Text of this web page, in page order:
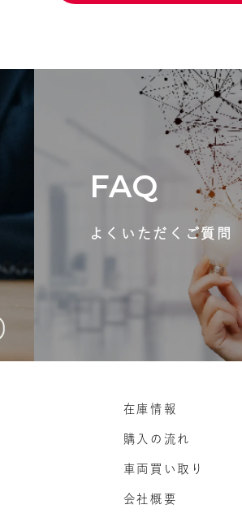
FAQ
よくいただくご質問
在庫情報
購入の流れ
車両買い取り
会社概要